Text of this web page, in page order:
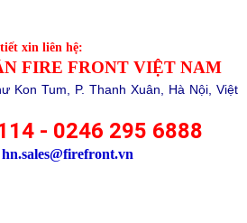
xin liên hệ:
FIRE FRONT VIỆT NAM
Kon Tum, P. Thanh Xuân, Hà Nội, Việt
- 0246 295 6888